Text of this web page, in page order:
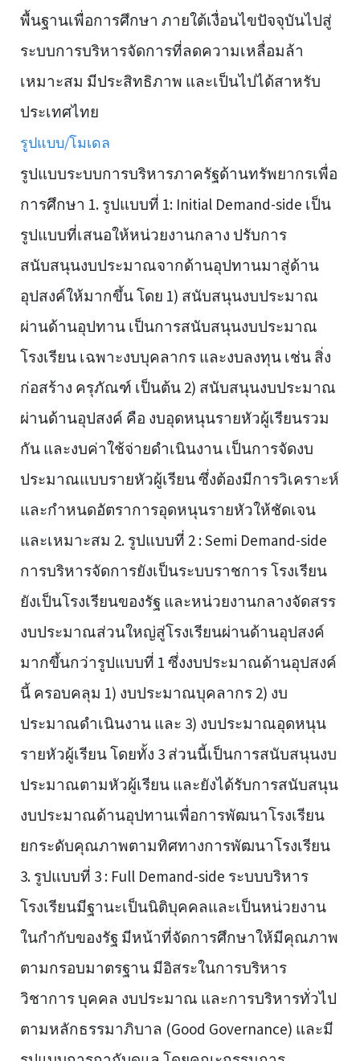
พื้นฐานเพื่อการศึกษา ภายใต้เงื่อนไขปัจจุบันไปสู่
ระบบการบริหารจัดการที่ลดความเหลื่อมล้า
เหมาะสม มีประสิทธิภาพ และเป็นไปได้สาหรับ
ประเทศไทย
รูปแบบ/โมเดล
รูปแบบระบบการบริหารภาครัฐด้านทรัพยากรเพื่อ
การศึกษา 1. รูปแบบที่ 1: Initial Demand-side เป็น
รูปแบบที่เสนอให้หน่วยงานกลาง ปรับการ
สนับสนุนงบประมาณจากด้านอุปทานมาสู่ด้าน
อุปสงค์ให้มากขึ้น โดย 1) สนับสนุนงบประมาณ
ผ่านด้านอุปทาน เป็นการสนับสนุนงบประมาณ
โรงเรียน เฉพาะงบบุคลากร และงบลงทุน เช่น สิ่ง
ก่อสร้าง ครุภัณฑ์ เป็นต้น 2) สนับสนุนงบประมาณ
ผ่านด้านอุปสงค์ คือ งบอุดหนุนรายหัวผู้เรียนรวม
กัน และงบค่าใช้จ่ายดำเนินงาน เป็นการจัดงบ
ประมาณแบบรายหัวผู้เรียน ซึ่งต้องมีการวิเคราะห์
และกำหนดอัตราการอุดหนุนรายหัวให้ชัดเจน
และเหมาะสม 2. รูปแบบที่ 2 : Semi Demand-side
การบริหารจัดการยังเป็นระบบราชการ โรงเรียน
ยังเป็นโรงเรียนของรัฐ และหน่วยงานกลางจัดสรร
งบประมาณส่วนใหญ่สู่โรงเรียนผ่านด้านอุปสงค์
มากขึ้นกว่ารูปแบบที่ 1 ซึ่งงบประมาณด้านอุปสงค์
นี้ ครอบคลุม 1) งบประมาณบุคลากร 2) งบ
ประมาณดำเนินงาน และ 3) งบประมาณอุดหนุน
รายหัวผู้เรียน โดยทั้ง 3 ส่วนนี้เป็นการสนับสนุนงบ
ประมาณตามหัวผู้เรียน และยังได้รับการสนับสนุน
งบประมาณด้านอุปทานเพื่อการพัฒนาโรงเรียน
ยกระดับคุณภาพตามทิศทางการพัฒนาโรงเรียน
3. รูปแบบที่ 3 : Full Demand-side ระบบบริหาร
โรงเรียนมีฐานะเป็นนิติบุคคลและเป็นหน่วยงาน
ในกำกับของรัฐ มีหน้าที่จัดการศึกษาให้มีคุณภาพ
ตามกรอบมาตรฐาน มีอิสระในการบริหาร
วิชาการ บุคคล งบประมาณ และการบริหารทั่วไป
ตามหลักธรรมาภิบาล (Good Governance) และมี